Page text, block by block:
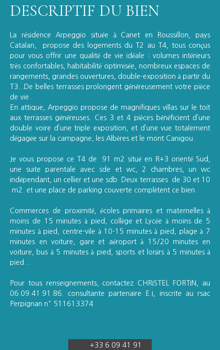
DESCRIPTIF DU BIEN
La résidence Arpeggio située à Canet en Roussillon, pays
Catalan, propose des logements du T2 au T4, tous conçus
pour vous offrir une qualité de vie idéale : volumes intérieurs
très confortables, habitabilité optimisée, nombreux espaces de
rangements, grandes ouvertures, double-exposition à partir du
T3...De belles terrasses prolongent généreusement votre pièce
de vie.
En attique, Arpeggio propose de magnifiques villas sur le toit
aux terrasses généreuses. Ces 3 et 4 pièces bénéficient d’une
double voire d’une triple exposition, et d’une vue totalement
dégagée sur la campagne, les Albères et le mont Canigou.
Je vous propose ce T4 de 91 m2 situé en R+3 orienté Sud,
une suite parentale avec sde et wc, 2 chambres, un wc
indépendant, un cellier et une sdb. Deux terrasses de 30 et 10
m2. et une place de parking couverte complètent ce bien.
Commerces de proximité, écoles primaires et maternelles à
moins de 15 minutes à pied, collège et Lycée à moins de 5
minutes à pied, centre-vile à 10-15 minutes à pied, plage à 7
minutes en voiture, gare et aéroport à 15/20 minutes en
voiture, bus à 5 minutes à pied, sports et loisirs à 5 minutes à
pied...
Pour tous renseignements, contactez CHRISTEL FORTIN, au
06.09.41.91.86. consultante partenaire E.I, inscrite au rsac
Perpignan n° 511613374
+33 6 09 41 91